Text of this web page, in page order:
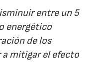
entre un 5
energético
de los
mitigar el efecto